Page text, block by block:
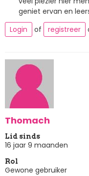
geniet ervan en
Login
of registreer
Thomach
Lid sinds
16 jaar 9 maanden
Rol
Gewone gebruiker